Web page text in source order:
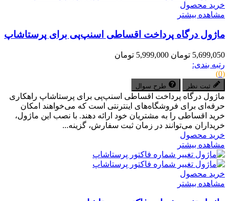
خرید محصول
مشاهده بیشتر
ماژول درگاه پرداخت اقساطی اسنپ‌پی برای پرستاشاپ
5,699,050 تومان
5,999,000 تومان
رتبه بندی:
(0)
ثبت نظر طرح سوال
ماژول درگاه پرداخت اقساطی اسنپ‌پی برای پرستاشاپ راهکاری
حرفه‌ای برای فروشگاه‌های اینترنتی است که می‌خواهند امکان
خرید اقساطی را به مشتریان خود ارائه دهند. با نصب این ماژول،
خریداران می‌توانند در زمان ثبت سفارش، گزینه...
خرید محصول
مشاهده بیشتر
خرید محصول
مشاهده بیشتر